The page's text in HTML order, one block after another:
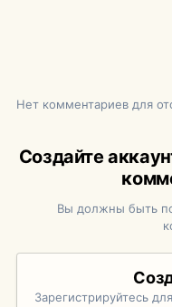
Нет комментариев для
Создайте
Вы должны быть
Зарегистрируйтесь